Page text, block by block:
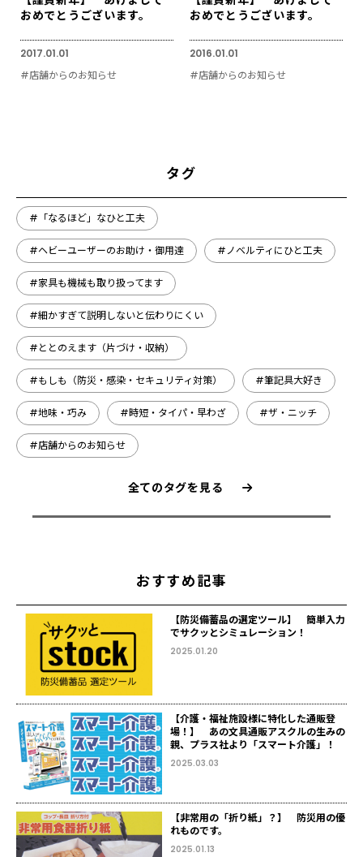
おめでとうございます。
2017.01.01
#店舗からのお知らせ
おめでとうございます。
2016.01.01
#店舗からのお知らせ
タグ
#「なるほど」なひと工夫
#ヘビーユーザーのお助け・御用達 #ノベルティにひと工夫
#家具も機械も取り扱ってます
#細かすぎて説明しないと伝わりにくい
#ととのえます（片づけ・収納）
#もしも（防災・感染・セキュリティ対策） #筆記具大好き
#地味・巧み #時短・タイパ・早わざ #ザ・ニッチ
#店舗からのお知らせ
全てのタグを見る
おすすめ記事
【防災備蓄品の選定ツール】 簡単入力
でサクッとシミュレーション！
2025.01.20
【介護・福祉施設様に特化した通販登
場！】 あの文具通販アスクルの生みの
親、プラス社より「スマート介護」！
2025.03.03
【非常用の「折り紙」？】 防災用の優
れものです。
2025.01.13